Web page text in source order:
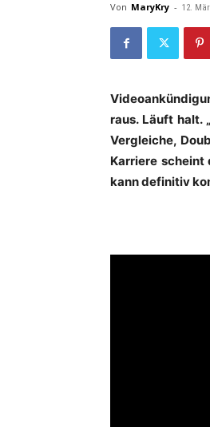
Von MaryKry - 12.
raus. Läuft halt.
Vergleiche,
Karriere scheint
kann definitiv